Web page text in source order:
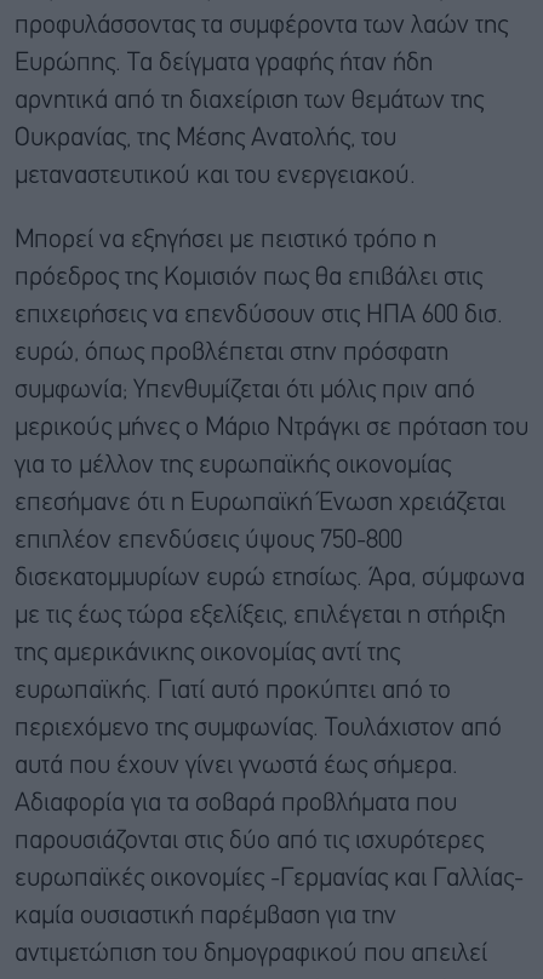
προφυλάσσοντας τα συμφέροντα των λαών της
Ευρώπης. Τα δείγματα γραφής ήταν ήδη
αρνητικά από τη διαχείριση των θεμάτων της
Ουκρανίας, της Μέσης Ανατολής, του
μεταναστευτικού και του ενεργειακού.
Μπορεί να εξηγήσει με πειστικό τρόπο η
πρόεδρος της Κομισιόν πως θα επιβάλει στις
επιχειρήσεις να επενδύσουν στις ΗΠΑ 600 δισ.
ευρώ, όπως προβλέπεται στην πρόσφατη
συμφωνία; Υπενθυμίζεται ότι μόλις πριν από
μερικούς μήνες ο Μάριο Ντράγκι σε πρόταση του
για το μέλλον της ευρωπαϊκής οικονομίας
επεσήμανε ότι η Ευρωπαϊκή Ένωση χρειάζεται
επιπλέον επενδύσεις ύψους 750-800
δισεκατομμυρίων ευρώ ετησίως. Άρα, σύμφωνα
με τις έως τώρα εξελίξεις, επιλέγεται η στήριξη
της αμερικάνικης οικονομίας αντί της
ευρωπαϊκής. Γιατί αυτό προκύπτει από το
περιεχόμενο της συμφωνίας. Τουλάχιστον από
αυτά που έχουν γίνει γνωστά έως σήμερα.
Αδιαφορία για τα σοβαρά προβλήματα που
παρουσιάζονται στις δύο από τις ισχυρότερες
ευρωπαϊκές οικονομίες -Γερμανίας και Γαλλίας-
καμία ουσιαστική παρέμβαση για την
αντιμετώπιση του δημογραφικού που απειλεί